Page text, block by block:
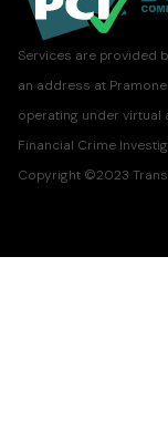
Services are provided
an address at
operating under
Financial Crime
Copyright ©2023